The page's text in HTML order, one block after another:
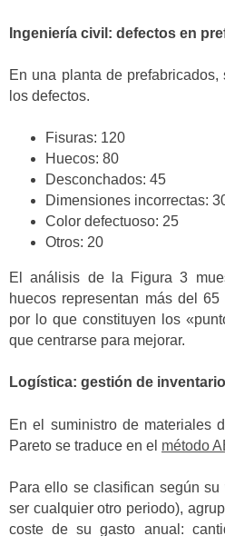
Ingeniería civil: defectos en
En una planta de
los defectos.
Fisuras: 120
Huecos: 80
Desconchados: 45
Dimensiones incorrectas:
Color defectuoso: 25
Otros: 20
El análisis de la Figura 3
huecos representan más del
por lo que constituyen los
que centrarse para mejorar.
Logística: gestión de
En el suministro de materiales
Pareto se traduce en el método
Para ello se clasifican según su
ser cualquier otro periodo),
coste de su gasto anual: